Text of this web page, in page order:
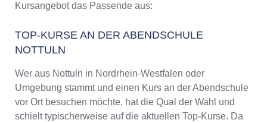
Kursangebot das Passende aus:
TOP-KURSE AN DER ABENDSCHULE
NOTTULN
Wer aus Nottuln in Nordrhein-Westfalen oder
Umgebung stammt und einen Kurs an der Abendschule
vor Ort besuchen möchte, hat die Qual der Wahl und
schielt typischerweise auf die aktuellen Top-Kurse. Da